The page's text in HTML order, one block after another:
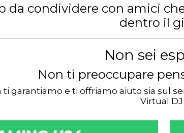
da condividere con amici
dentro il
Non sei
Non ti preoccupare
garantiamo e ti offriamo aiuto sia sul
Virtual DJ